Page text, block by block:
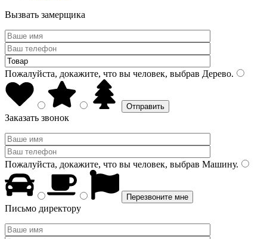
Вызвать замерщика
Пожалуйста, докажите, что вы человек, выбрав Дерево.
Заказать звонок
Пожалуйста, докажите, что вы человек, выбрав Машину.
Письмо директору